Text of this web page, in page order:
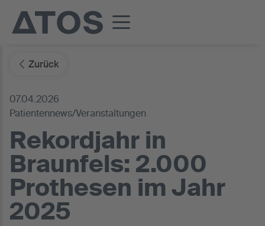
Zurück
07.04.2026
Patientennews/Veranstaltungen
Rekordjahr in
Braunfels: 2.000
Prothesen im Jahr
2025